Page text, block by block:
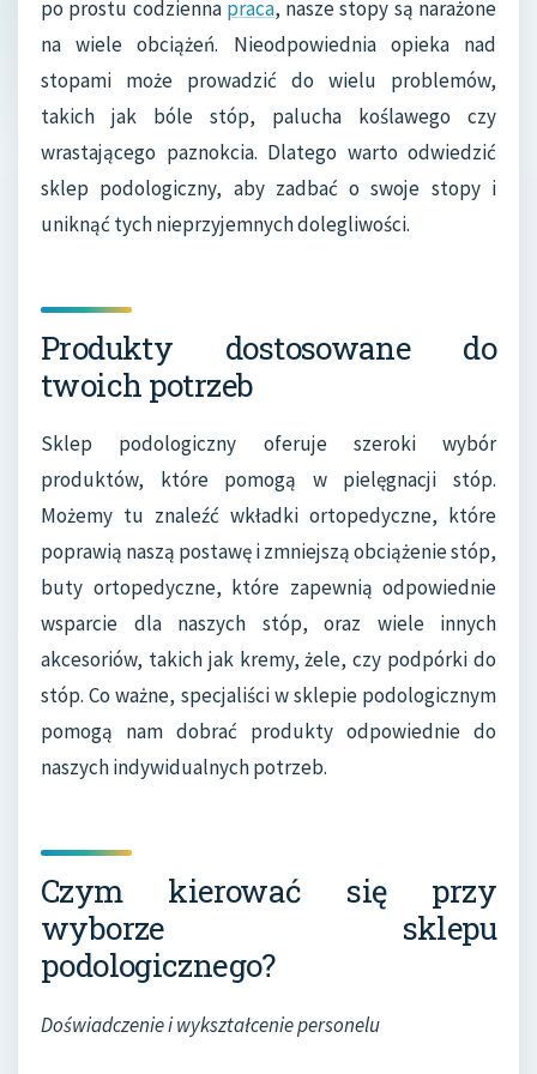
po prostu codzienna praca, nasze stopy są narażone
na wiele obciążeń. Nieodpowiednia opieka nad
stopami może prowadzić do wielu problemów,
takich jak bóle stóp, palucha koślawego czy
wrastającego paznokcia. Dlatego warto odwiedzić
sklep podologiczny, aby zadbać o swoje stopy i
uniknąć tych nieprzyjemnych dolegliwości.
Produkty dostosowane do
twoich potrzeb
Sklep podologiczny oferuje szeroki wybór
produktów, które pomogą w pielęgnacji stóp.
Możemy tu znaleźć wkładki ortopedyczne, które
poprawią naszą postawę i zmniejszą obciążenie stóp,
buty ortopedyczne, które zapewnią odpowiednie
wsparcie dla naszych stóp, oraz wiele innych
akcesoriów, takich jak kremy, żele, czy podpórki do
stóp. Co ważne, specjaliści w sklepie podologicznym
pomogą nam dobrać produkty odpowiednie do
naszych indywidualnych potrzeb.
Czym kierować się przy
wyborze sklepu
podologicznego?
Doświadczenie i wykształcenie personelu